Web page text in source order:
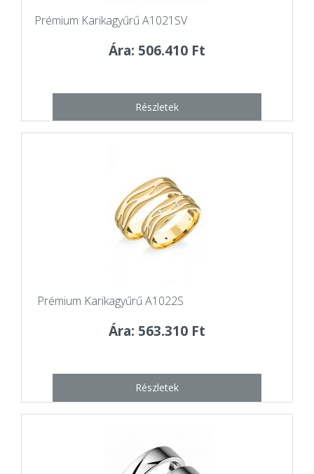
Prémium Karikagyűrű A1021SV
Ára: 506.410 Ft
Részletek
Prémium Karikagyűrű A1022S
Ára: 563.310 Ft
Részletek